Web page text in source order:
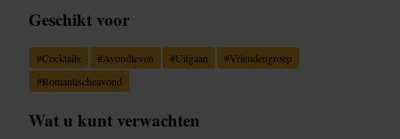
Geschikt voor
#Cocktails #Avondleven #Uitgaan #Vriendengroep
#Romantischeavond
Wat u kunt verwachten